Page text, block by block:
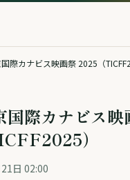
際カナビス映画祭 2025（
国際カナビス映
）
日 02:00